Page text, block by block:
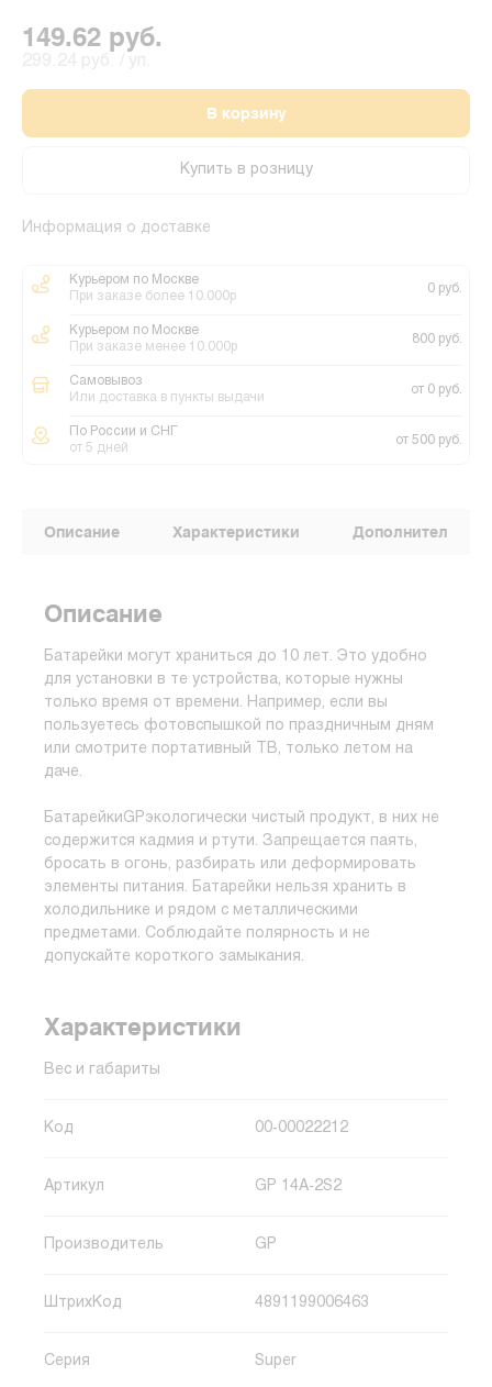
149.62 руб.
В корзину
Купить в розницу
Информация о доставке
Курьером по Москве
При заказе более 10.000р
0 руб.
Курьером по Москве
При заказе менее 10.000р
800 руб.
Самовывоз
Или доставка в пункты выдачи
от 0 руб.
По России и СНГ
от 5 дней
от 500 руб.
Описание Характеристики
Описание
Батарейки могут храниться до 10 лет. Это удобно
для установки в те устройства, которые нужны
только время от времени. Например, если вы
пользуетесь фотовспышкой по праздничным дням
или смотрите портативный ТВ, только летом на
даче.
БатарейкиGPэкологически чистый продукт, в них не
содержится кадмия и ртути. Запрещается паять,
бросать в огонь, разбирать или деформировать
элементы питания. Батарейки нельзя хранить в
холодильнике и рядом с металлическими
предметами. Соблюдайте полярность и не
допускайте короткого замыкания.
Характеристики
Вес и габариты
Код 00-00022212
Артикул GP 14A-2S2
Производитель GP
ШтрихКод 4891199006463
Серия Super